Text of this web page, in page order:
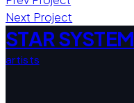
Next Project
STAR SYSTEM
artists